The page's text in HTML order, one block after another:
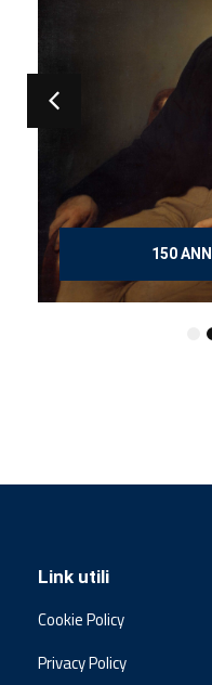
150
Link utili
Cookie Policy
Privacy Policy